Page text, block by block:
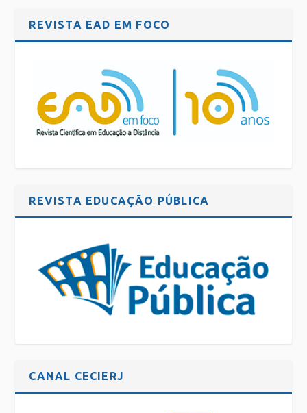
REVISTA EAD EM FOCO
REVISTA EDUCAÇÃO PÚBLICA
CANAL CECIERJ